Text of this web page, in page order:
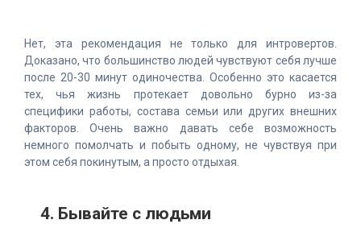
Нет, эта рекомендация не только для интровертов.
Доказано, что большинство людей чувствуют себя лучше
после 20-30 минут одиночества. Особенно это касается
тех, чья жизнь протекает довольно бурно из-за
специфики работы, состава семьи или других внешних
факторов. Очень важно давать себе возможность
немного помолчать и побыть одному, не чувствуя при
этом себя покинутым, а просто отдыхая.
4. Бывайте с людьми